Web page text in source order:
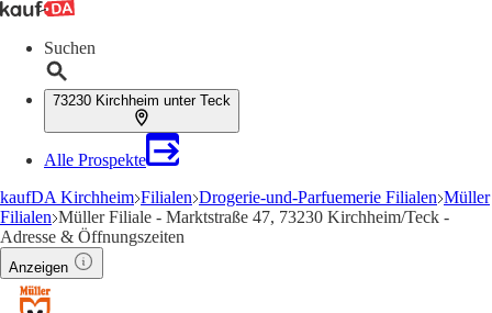
Suchen
73230 Kirchheim unter Teck
Alle Prospekte
kaufDA Kirchheim Filialen Drogerie-und-Parfuemerie Filialen Müller
Filialen Müller Filiale - Marktstraße 47, 73230 Kirchheim/Teck -
Adresse & Öffnungszeiten
Anzeigen